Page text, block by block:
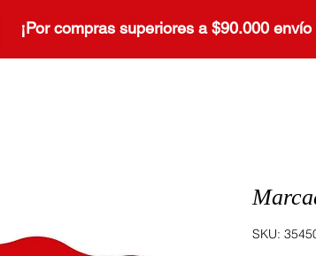
¡Por compras superiores a $90.000 envío
SKU: